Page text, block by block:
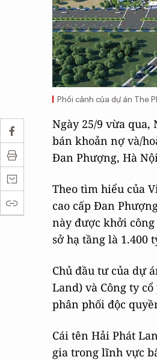
Phối cảnh của dự án The
Ngày 25/9 vừa qua,
bán khoản nợ và/
Đan Phượng, Hà
Theo tìm hiểu của
cao cấp Đan
này được khởi
sở hạ tầng là 1.400
Chủ đầu tư của dự
Land) và Công ty
phân phối độc
Cái tên Hải Phát
gia trong lĩnh vực